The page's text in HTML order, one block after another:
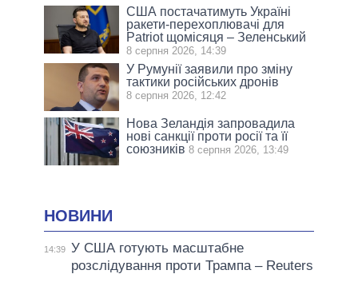
США постачатимуть Україні
ракети-перехоплювачі для
Patriot щомісяця – Зеленський
8 серпня 2026, 14:39
У Румунії заявили про зміну
тактики російських дронів
8 серпня 2026, 12:42
Нова Зеландія запровадила
нові санкції проти росії та її
союзників 8 серпня 2026, 13:49
НОВИНИ
14:39 У США готують масштабне
розслідування проти Трампа – Reuters